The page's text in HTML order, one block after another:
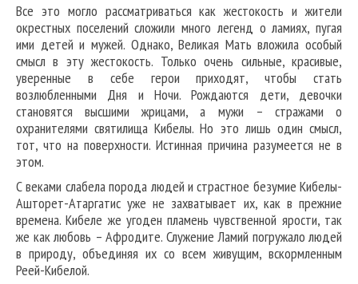
Все это могло рассматриваться как жестокость и жители
окрестных поселений сложили много легенд о ламиях, пугая
ими детей и мужей. Однако, Великая Мать вложила особый
смысл в эту жестокость. Только очень сильные, красивые,
уверенные в себе герои приходят, чтобы стать
возлюбленными Дня и Ночи. Рождаются дети, девочки
становятся высшими жрицами, а мужи – стражами о
охранителями святилища Кибелы. Но это лишь один смысл,
тот, что на поверхности. Истинная причина разумеется не в
этом.
С веками слабела порода людей и страстное безумие Кибелы-
Ашторет-Атаргатис уже не захватывает их, как в прежние
времена. Кибеле же угоден пламень чувственной ярости, так
же как любовь – Афродите. Служение Ламий погружало людей
в природу, объединяя их со всем живущим, вскормленным
Реей-Кибелой.